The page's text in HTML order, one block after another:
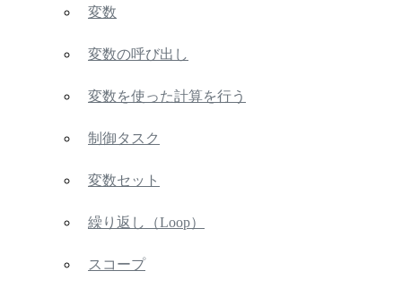
変数
変数の呼び出し
変数を使った計算を行う
制御タスク
変数セット
繰り返し（Loop）
スコープ